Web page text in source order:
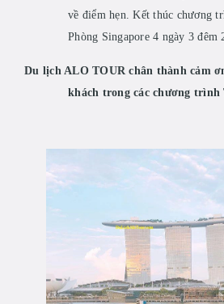
về điểm hẹn. Kết thúc chương
Phòng Singapore 4 ngày 3 đêm
Du lịch ALO TOUR chân thành cảm
khách trong các chương trình